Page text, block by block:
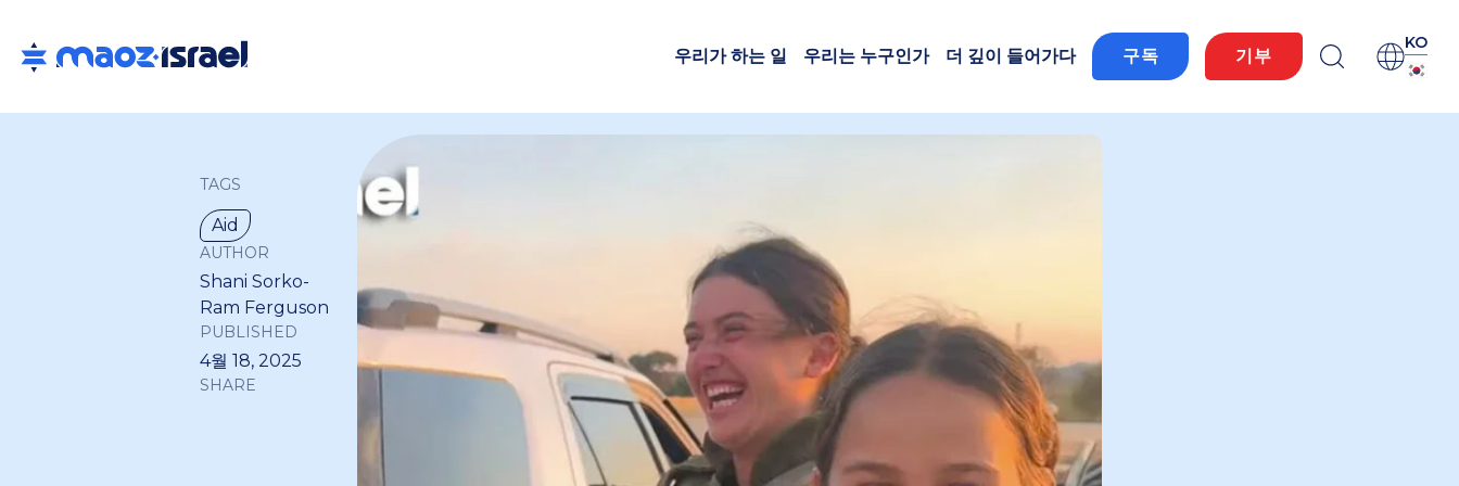
우리가 하는 일 우리는 누구인가 더 깊이 들어가다 구독 기부
KO
TAGS
Aid
AUTHOR
Shani Sorko-
Ram Ferguson
PUBLISHED
4월 18, 2025
SHARE